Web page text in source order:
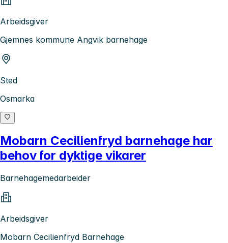
Arbeidsgiver
Gjemnes kommune Angvik barnehage
Sted
Osmarka
Mobarn Cecilienfryd barnehage har
behov for dyktige vikarer
Barnehagemedarbeider
Arbeidsgiver
Mobarn Cecilienfryd Barnehage